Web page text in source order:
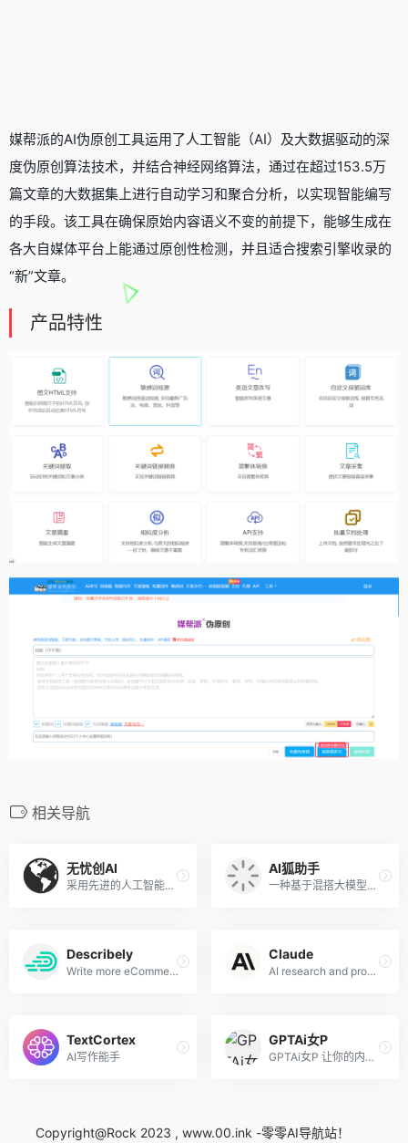
媒帮派的AI伪原创工具运用了人工智能（AI）及大数据驱动的深
度伪原创算法技术，并结合神经网络算法，通过在超过153.5万
篇文章的大数据集上进行自动学习和聚合分析，以实现智能编写
的手段。该工具在确保原始内容语义不变的前提下，能够生成在
各大自媒体平台上能通过原创性检测，并且适合搜索引擎收录的
“新”文章。
产品特性
相关导航
无忧创AI
采用先进的人工智能深度学习技术，可帮助小编改写文章，帮助学生润色论文
AI狐助手
一种基于混搭大模型的对话系统
Describely
Write more eCommerce product content and watch your performance on SERPs and conversions skyrocket
Claude
AI research and products that put safety at the frontier
TextCortex
AI写作能手
GPTAi女P
GPTAi女P 让你的内容 更具创造性
Copyright@Rock 2023 , www.00.ink -零零AI导航站！